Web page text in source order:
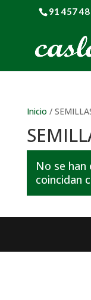
91 457
Inicio /
No se
coincidan